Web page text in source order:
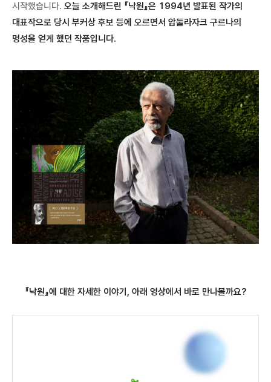
시작했습니다. 오늘 소개해드린 『낙원』은 1994년 발표된 작가의
대표작으로 당시 부커상 후보 등에 오르면서 압둘라자크 구르나의
명성을 얻게 했던 작품입니다.
『낙원』에 대한 자세한 이야기, 아래 영상에서 바로 만나볼까요?